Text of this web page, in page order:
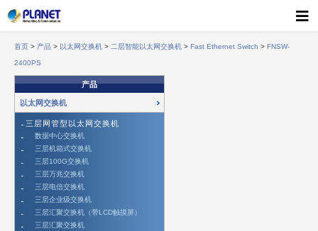
首页 > 产品 > 以太网交换机 > 二层智能以太网交换机 > Fast Ethernet Switch > FNSW-
2400PS
产品
以太网交换机
三层网管型以太网交换机
数据中心交换机
三层机箱式交换机
三层100G交换机
三层万兆交换机
三层电信交换机
三层企业级交换机
三层汇聚交换机（带LCD触摸屏）
三层汇聚交换机